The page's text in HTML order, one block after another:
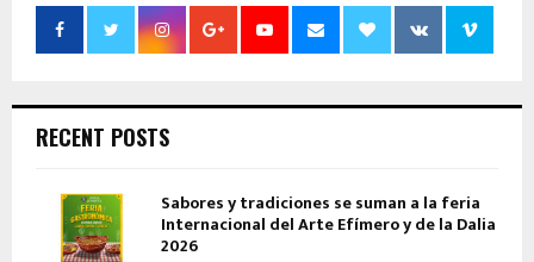
RECENT POSTS
Sabores y tradiciones se suman a la feria
Internacional del Arte Efímero y de la Dalia
2026